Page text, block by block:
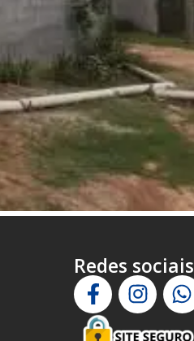
Redes sociais